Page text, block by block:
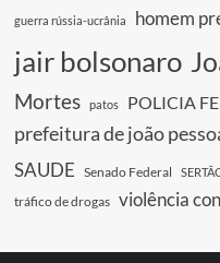
guerra rússia-ucrânia homem
jair bolsonaro
Mortes patos POLICIA
prefeitura de joão
SAUDE Senado Federal
tráfico de drogas violência